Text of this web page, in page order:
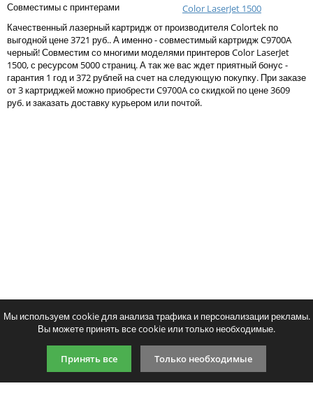
Toshiba
Xerox
Для франкировальной машины
Ленточные картриджи
Тонер и девелопер
Совместимы с принтерами
Color LaserJet 1500
Качественный лазерный картридж от производителя Colortek по
выгодной цене 3721 руб.. А именно - совместимый картридж C9700A
черный! Совместим со многими моделями принтеров Color LaserJet
1500, с ресурсом 5000 страниц. А так же вас ждет приятный бонус -
гарантия 1 год и 372 рублей на счет на следующую покупку. При заказе
от 3 картриджей можно приобрести C9700A со скидкой по цене 3609
руб. и заказать доставку курьером или почтой.
Введите код, указанный на картинке:
Мы используем cookie для анализа трафика и персонализации рекламы.
Вы можете принять все cookie или только необходимые.
Принять все Только необходимые